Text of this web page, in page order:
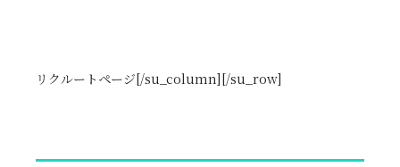
リクルートページ[/su_column][/su_row]